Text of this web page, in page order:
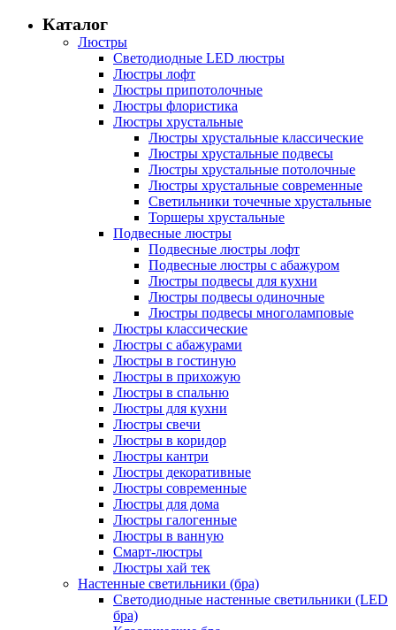
Каталог
Люстры
Светодиодные LED люстры
Люстры лофт
Люстры припотолочные
Люстры флористика
Люстры хрустальные
Люстры хрустальные классические
Люстры хрустальные подвесы
Люстры хрустальные потолочные
Люстры хрустальные современные
Светильники точечные хрустальные
Торшеры хрустальные
Подвесные люстры
Подвесные люстры лофт
Подвесные люстры с абажуром
Люстры подвесы для кухни
Люстры подвесы одиночные
Люстры подвесы многоламповые
Люстры классические
Люстры с абажурами
Люстры в гостиную
Люстры в прихожую
Люстры в спальню
Люстры для кухни
Люстры свечи
Люстры в коридор
Люстры кантри
Люстры декоративные
Люстры современные
Люстры для дома
Люстры галогенные
Люстры в ванную
Смарт-люстры
Люстры хай тек
Настенные светильники (бра)
Светодиодные настенные светильники (LED
бра)